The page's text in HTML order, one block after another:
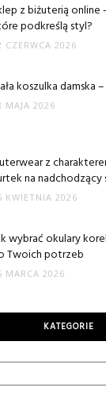
z biżuterią
podkreślą styl?
CZERWCA 2026
koszulka damska
MAJA 2026
z
na nadchodzący
KWIETNIA 2026
wybrać okulary
Twoich potrzeb
MARCA 2026
KATEGORIE